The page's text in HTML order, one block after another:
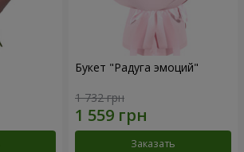
Букет "Радуга эмоций"
1 732 грн
Заказать